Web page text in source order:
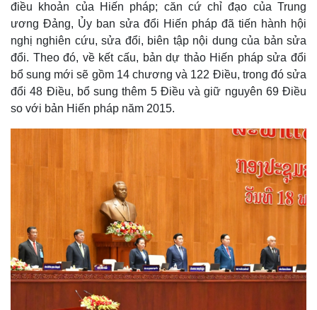
Cuộc sống đó đây
E-Magazine
điều khoản của Hiến pháp; căn cứ chỉ đạo của Trung
ương Đảng, Ủy ban sửa đổi Hiến pháp đã tiến hành hội
nghị nghiên cứu, sửa đổi, biên tập nội dung của bản sửa
đổi. Theo đó, về kết cấu, bản dự thảo Hiến pháp sửa đổi
bổ sung mới sẽ gồm 14 chương và 122 Điều, trong đó sửa
đổi 48 Điều, bổ sung thêm 5 Điều và giữ nguyên 69 Điều
so với bản Hiến pháp năm 2015.